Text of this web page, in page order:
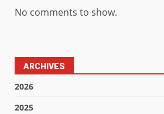
No comments to show.
ARCHIVES
2026
2025